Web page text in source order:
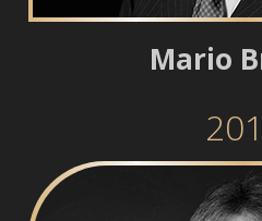
Mario